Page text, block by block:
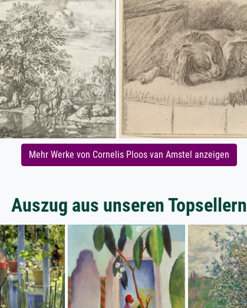
Mehr Werke von Cornelis Ploos van Amstel anzeigen
Auszug aus unseren Topsellern